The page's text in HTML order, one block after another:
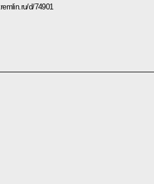
d/74901